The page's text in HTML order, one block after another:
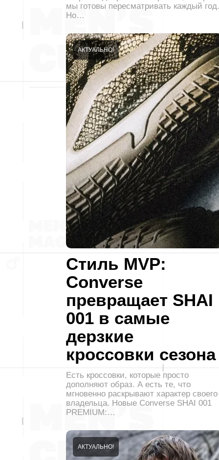
мы готовы пересматривать каждый год.
Но…
Стиль MVP:
Converse
превращает SHAI
001 в самые
дерзкие
кроссовки сезона
АКТУАЛЬНО!
Есть кроссовки, которые просто
дополняют образ. А есть те, что
мгновенно раскрывают характер своего
владельца. Новые Converse SHAI 001
PREMIUM:…
АКТУАЛЬНО!